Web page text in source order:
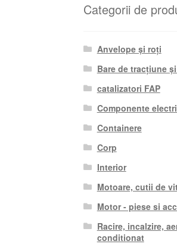
Categorii de
Anvelope și roți
Bare de tracțiune
catalizatori FAP
Componente
Containere
Corp
Interior
Motoare, cutii de
Motor - piese si
Racire, incalzire,
conditionat